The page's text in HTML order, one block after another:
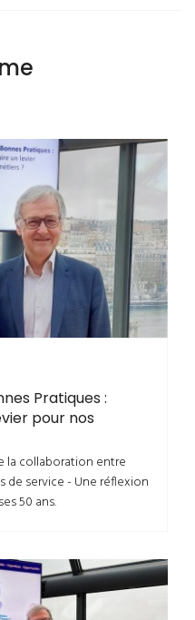
Pratiques :
pour nos
la collaboration entre
de service - Une réflexion
50 ans.